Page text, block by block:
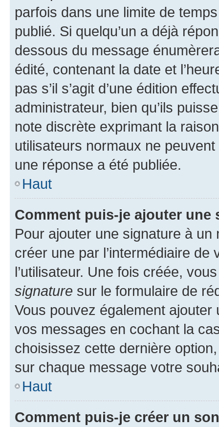
parfois dans une limite de
publié. Si quelqu’un a déjà
dessous du message
édité, contenant la date et
pas s’il s’agit d’une édition
administrateur, bien qu’ils
note discrète exprimant la
utilisateurs normaux ne
une réponse a été publiée.
Haut
Comment puis-je ajouter une
Pour ajouter une signature à un
créer une par l’intermédiaire
l’utilisateur. Une fois créée,
signature sur le formulaire de
Vous pouvez également
vos messages en cochant la
choisissez cette dernière
sur chaque message votre
Haut
Comment puis-je créer un